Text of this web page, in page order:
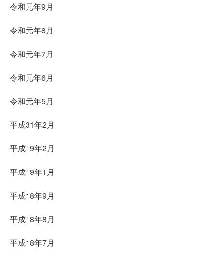
令和元年9月
令和元年8月
令和元年7月
令和元年6月
令和元年5月
平成31年2月
平成19年2月
平成19年1月
平成18年9月
平成18年8月
平成18年7月